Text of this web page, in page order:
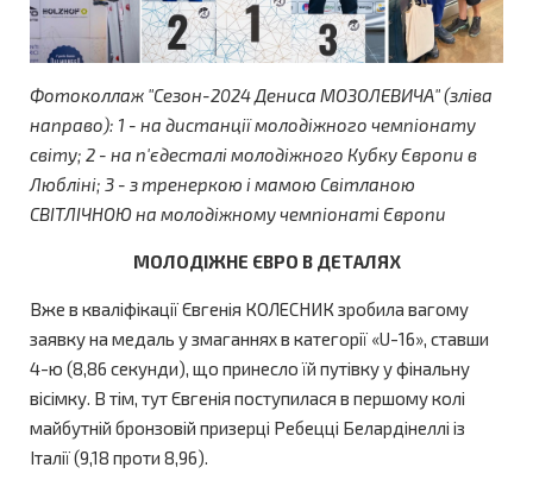
Фотоколлаж "Сезон-2024 Дениса МОЗОЛЕВИЧА" (зліва
направо): 1 - на дистанції молодіжного чемпіонату
світу; 2 - на п'єдесталі молодіжного Кубку Європи в
Любліні; 3 - з тренеркою і мамою Світланою
СВІТЛІЧНОЮ на молодіжному чемпіонаті Європи
МОЛОДІЖНЕ ЄВРО В ДЕТАЛЯХ
Вже в кваліфікації Євгенія КОЛЕСНИК зробила вагому
заявку на медаль у змаганнях в категорії «U-16», ставши
4-ю (8,86 секунди), що принесло їй путівку у фінальну
вісімку. В тім, тут Євгенія поступилася в першому колі
майбутній бронзовій призерці Ребецці Белардінеллі із
Італії (9,18 проти 8,96).